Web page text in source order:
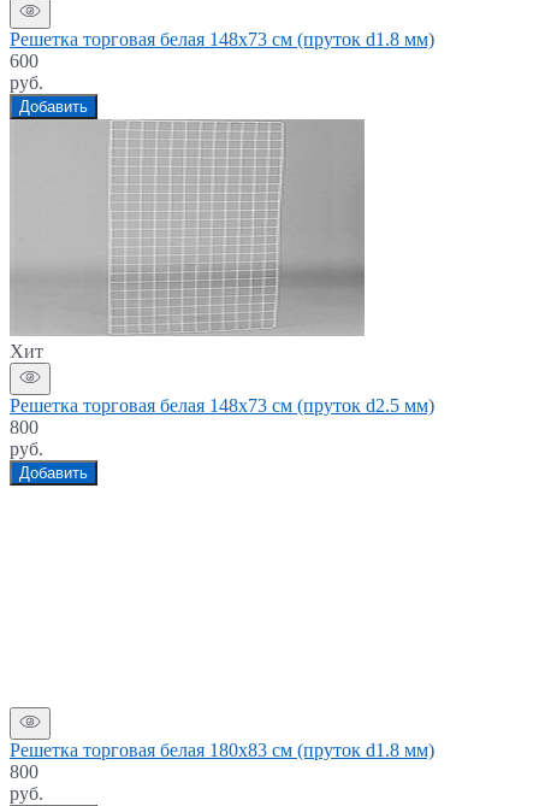
Решетка торговая белая 148х73 см (пруток d1.8 мм)
600
руб.
Добавить
Хит
Решетка торговая белая 148x73 см (пруток d2.5 мм)
800
руб.
Добавить
Решетка торговая белая 180x83 см (пруток d1.8 мм)
800
руб.